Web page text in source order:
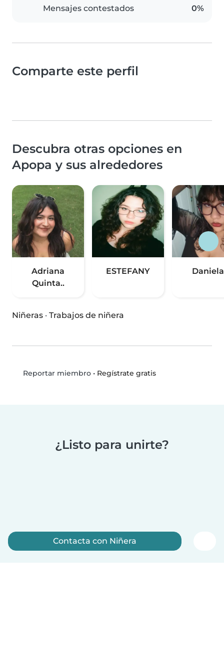
Mensajes contestados 0%
Comparte este perfil
Descubra otras opciones en
Apopa y sus alrededores
Adriana
Quinta..
ESTEFANY Daniela
Niñeras · Trabajos de niñera
Reportar miembro• Regístrate gratis
¿Listo para unirte?
Contacta con Niñera